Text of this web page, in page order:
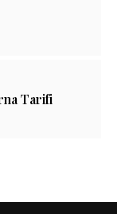
Tarifi